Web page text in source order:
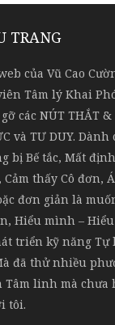
TRANG
của Vũ Cao
Tâm lý Khai
các NÚT THẮT &
và TƯ DUY. Dành
bị Bế tắc, Mất
thấy Cô đơn,
đơn giản là
Hiểu mình –
triển kỹ năng Tự
đã thử nhiều
Tâm linh mà chưa
tôi.